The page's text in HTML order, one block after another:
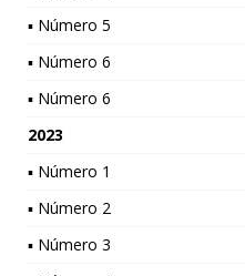
▪ Número 5
▪ Número 6
▪ Número 6
2023
▪ Número 1
▪ Número 2
▪ Número 3